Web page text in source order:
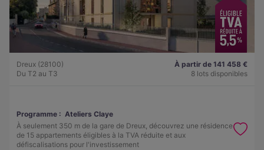
Dreux (28100)
Du T2 au T3
À partir de 141 458 €
8 lots disponibles
Programme : Ateliers Claye
À seulement 350 m de la gare de Dreux, découvrez une résidence
de 15 appartements éligibles à la TVA réduite et aux
défiscalisations pour l'investissement